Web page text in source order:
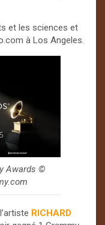
et les sciences et
à Los Angeles.
Awards ©️
RICHARD